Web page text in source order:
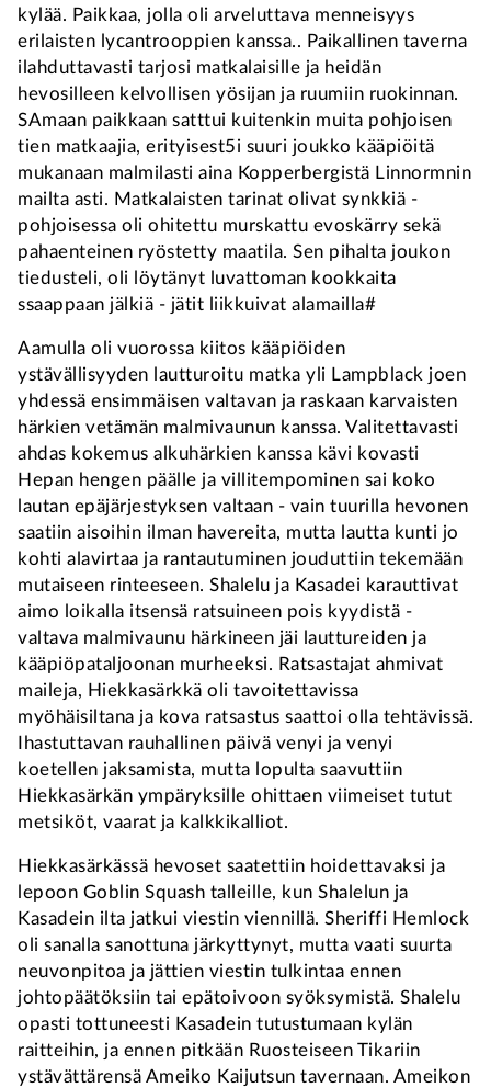
kylää. Paikkaa, jolla oli arveluttava menneisyys
erilaisten lycantrooppien kanssa.. Paikallinen taverna
ilahduttavasti tarjosi matkalaisille ja heidän
hevosilleen kelvollisen yösijan ja ruumiin ruokinnan.
SAmaan paikkaan satttui kuitenkin muita pohjoisen
tien matkaajia, erityisest5i suuri joukko kääpiöitä
mukanaan malmilasti aina Kopperbergistä Linnormnin
mailta asti. Matkalaisten tarinat olivat synkkiä -
pohjoisessa oli ohitettu murskattu evoskärry sekä
pahaenteinen ryöstetty maatila. Sen pihalta joukon
tiedusteli, oli löytänyt luvattoman kookkaita
ssaappaan jälkiä - jätit liikkuivat alamailla#
Aamulla oli vuorossa kiitos kääpiöiden
ystävällisyyden lautturoitu matka yli Lampblack joen
yhdessä ensimmäisen valtavan ja raskaan karvaisten
härkien vetämän malmivaunun kanssa. Valitettavasti
ahdas kokemus alkuhärkien kanssa kävi kovasti
Hepan hengen päälle ja villitempominen sai koko
lautan epäjärjestyksen valtaan - vain tuurilla hevonen
saatiin aisoihin ilman havereita, mutta lautta kunti jo
kohti alavirtaa ja rantautuminen jouduttiin tekemään
mutaiseen rinteeseen. Shalelu ja Kasadei karauttivat
aimo loikalla itsensä ratsuineen pois kyydistä -
valtava malmivaunu härkineen jäi lauttureiden ja
kääpiöpataljoonan murheeksi. Ratsastajat ahmivat
maileja, Hiekkasärkkä oli tavoitettavissa
myöhäisiltana ja kova ratsastus saattoi olla tehtävissä.
Ihastuttavan rauhallinen päivä venyi ja venyi
koetellen jaksamista, mutta lopulta saavuttiin
Hiekkasärkän ympäryksille ohittaen viimeiset tutut
metsiköt, vaarat ja kalkkikalliot.
Hiekkasärkässä hevoset saatettiin hoidettavaksi ja
lepoon Goblin Squash talleille, kun Shalelun ja
Kasadein ilta jatkui viestin viennillä. Sheriffi Hemlock
oli sanalla sanottuna järkyttynyt, mutta vaati suurta
neuvonpitoa ja jättien viestin tulkintaa ennen
johtopäätöksiin tai epätoivoon syöksymistä. Shalelu
opasti tottuneesti Kasadein tutustumaan kylän
raitteihin, ja ennen pitkään Ruosteiseen Tikariin
ystävättärensä Ameiko Kaijutsun tavernaan. Ameikon